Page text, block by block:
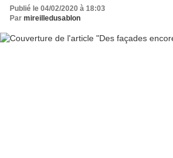
Publié le 04/02/2020 à 18:03
Par mireilledusablon